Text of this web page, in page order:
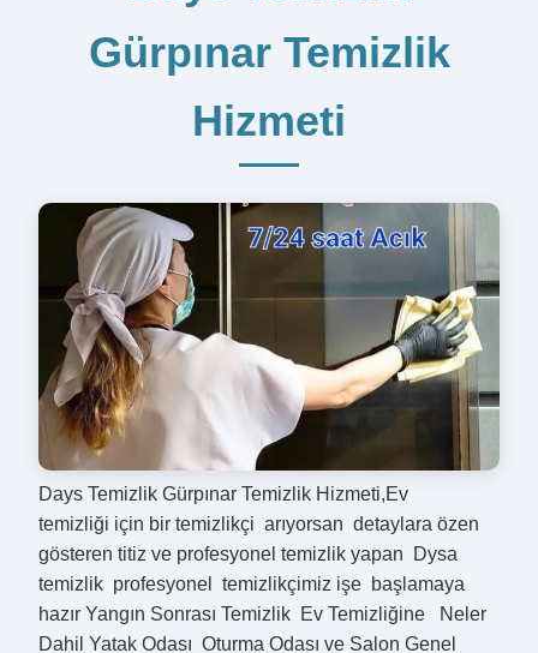
Gürpınar Temizlik
Hizmeti
Days Temizlik Gürpınar Temizlik Hizmeti,Ev
temizliği için bir temizlikçi arıyorsan detaylara özen
gösteren titiz ve profesyonel temizlik yapan Dysa
temizlik profesyonel temizlikçimiz işe başlamaya
hazır Yangın Sonrası Temizlik Ev Temizliğine Neler
Dahil Yatak Odası Oturma Odası ve Salon Genel